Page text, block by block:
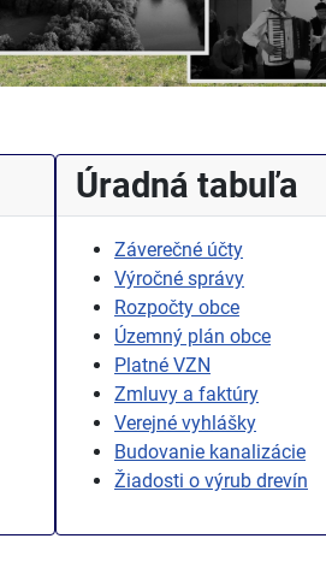
Úradná tabuľa
Záverečné účty
Výročné správy
Rozpočty obce
Územný plán obce
Platné VZN
Zmluvy a faktúry
Verejné vyhlášky
Budovanie kanalizácie
Žiadosti o výrub drevín